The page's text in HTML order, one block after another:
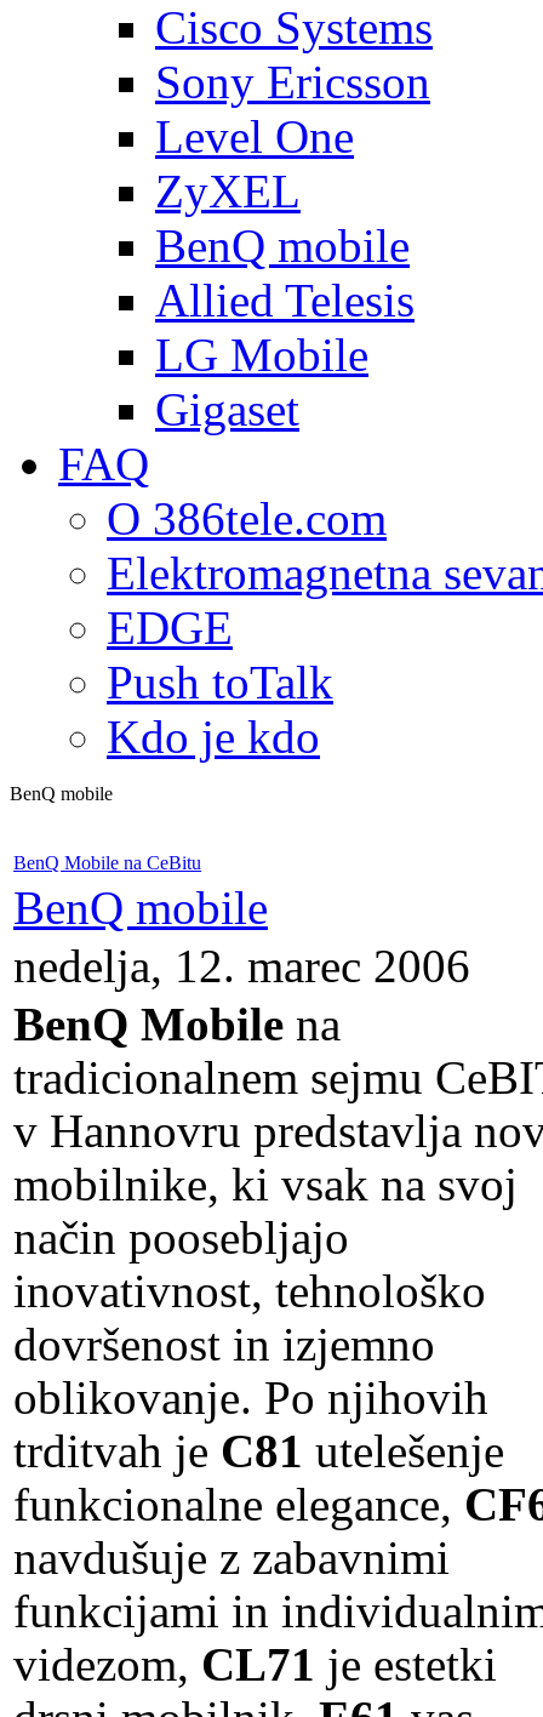
Cisco Systems
Sony Ericsson
Level One
ZyXEL
BenQ mobile
Allied Telesis
LG Mobile
Gigaset
FAQ
O 386tele.com
Elektromagnetna
EDGE
Push toTalk
Kdo je kdo
BenQ mobile
BenQ Mobile na CeBitu
BenQ mobile
nedelja, 12. marec 2006
BenQ Mobile na
tradicionalnem sejmu
v Hannovru predstavlja
mobilnike, ki vsak na svoj
način poosebljajo
inovativnost, tehnološko
dovršenost in izjemno
oblikovanje. Po njihovih
trditvah je C81 utelešenje
funkcionalne elegance,
navdušuje z zabavnimi
funkcijami in
videzom, CL71 je estetki